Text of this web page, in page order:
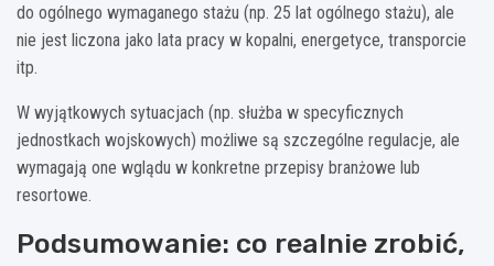
do ogólnego wymaganego stażu (np. 25 lat ogólnego stażu), ale
nie jest liczona jako lata pracy w kopalni, energetyce, transporcie
itp.
W wyjątkowych sytuacjach (np. służba w specyficznych
jednostkach wojskowych) możliwe są szczególne regulacje, ale
wymagają one wglądu w konkretne przepisy branżowe lub
resortowe.
Podsumowanie: co realnie zrobić,